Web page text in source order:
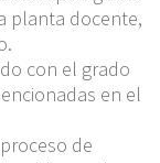
planta docente,
con el grado
en el
de